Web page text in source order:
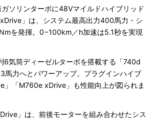
ソリンターボに48Vマイルドハイブリッド
」は、システム最高出力400馬力・シ
を発揮。0−100km／h加速は5.1秒を実現
気筒ディーゼルターボを搭載する「740d
馬力へとパワーアップ。プラグインハイブ
」「M760e xDrive」も性能向上が図られま
」は、前後モーターを組み合わせたシス